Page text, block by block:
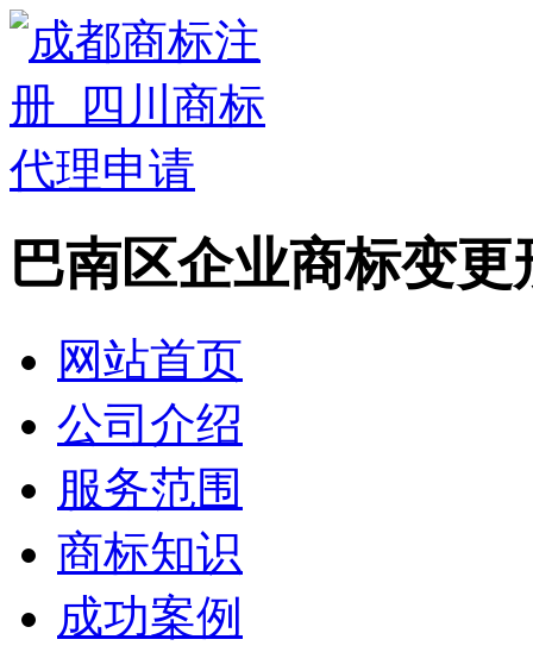
巴南区企业商标变
网站首页
公司介绍
服务范围
商标知识
成功案例